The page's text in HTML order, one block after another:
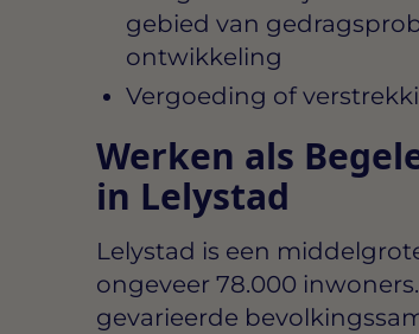
gebied van
ontwikkeling
Vergoeding of
Werken als
in Lelystad
Lelystad is een
ongeveer 78.000
gevarieerde